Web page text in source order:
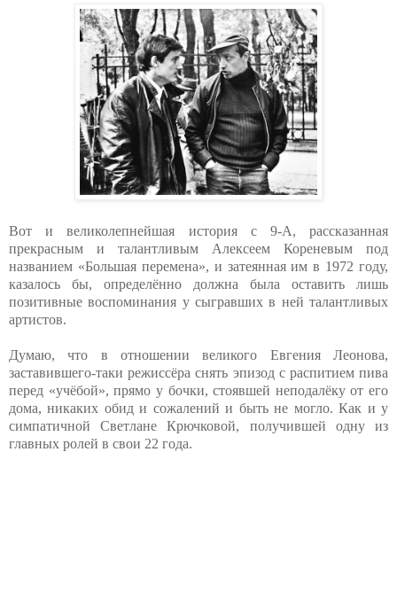
Вот и великолепнейшая история с 9-А, рассказанная
прекрасным и талантливым Алексеем Кореневым под
названием «Большая перемена», и затеянная им в 1972 году,
казалось бы, определённо должна была оставить лишь
позитивные воспоминания у сыгравших в ней талантливых
артистов.
Думаю, что в отношении великого Евгения Леонова,
заставившего-таки режиссёра снять эпизод с распитием пива
перед «учёбой», прямо у бочки, стоявшей неподалёку от его
дома, никаких обид и сожалений и быть не могло. Как и у
симпатичной Светлане Крючковой, получившей одну из
главных ролей в свои 22 года.